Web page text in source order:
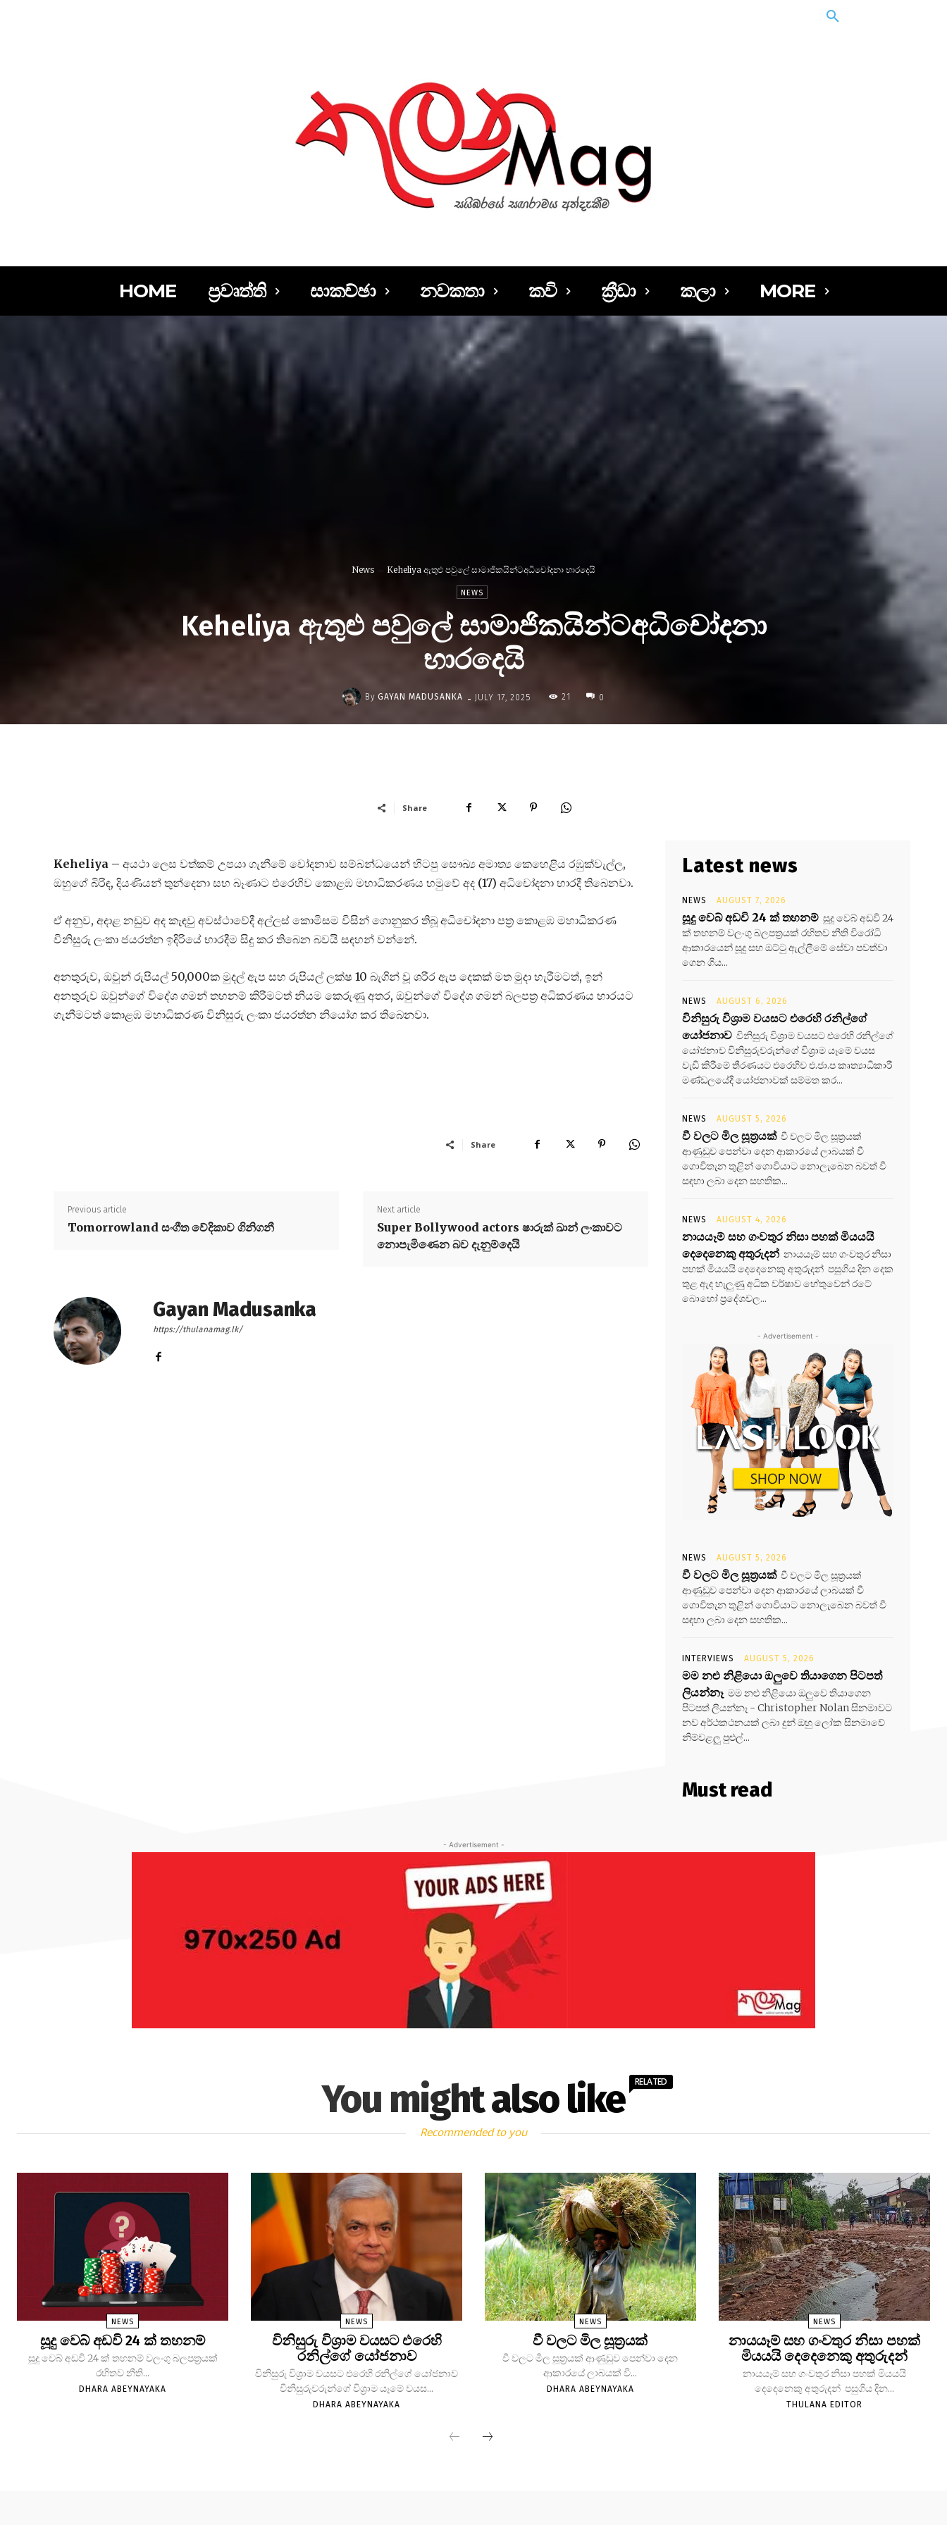
HOME ප්‍රවෘත්ති සාකච්ඡා නවකතා කවි ක්‍රීඩා කලා MORE
News Keheliya ඇතුළු පවුලේ සාමාජිකයින්ටඅධිචෝදනා භාරදෙයි
NEWS
Keheliya ඇතුළු පවුලේ සාමාජිකයින්ටඅධිචෝදනා
භාරදෙයි
By GAYAN MADUSANKA - JULY 17, 2025 21 0
Share
Keheliya – අයථා ලෙස වත්කම් උපයා ගැනීමේ චෝදනාව සම්බන්ධයෙන් හිටපු සෞඛ්‍ය අමාත්‍ය කෙහෙළිය රඹුක්වැල්ල,
ඔහුගේ බිරිඳ, දියණියන් තුන්දෙනා සහ බෑණාට එරෙහිව කොළඹ මහාධිකරණය හමුවේ අද (17) අධිචෝදනා භාරදී තිබෙනවා.
ඒ අනුව, අදාළ නඩුව අද කැඳවු අවස්ථාවේදී අල්ලස් කොමිසම විසින් ගොනුකර තිබූ අධිචෝදනා පත්‍ර කොළඹ මහාධිකරණ
විනිසුරු ලංකා ජයරත්න ඉදිරියේ භාරදීම සිදු කර තිබෙන බවයි සඳහන් වන්නේ.
අනතුරුව, ඔවුන් රුපියල් 50,000ක මුදල් ඇප සහ රුපියල් ලක්ෂ 10 බැගින් වූ ශරීර ඇප දෙකක් මත මුදා හැරීමටත්, ඉන්
අනතුරුව ඔවුන්ගේ විදේශ ගමන් තහනම් කිරීමටත් නියම කෙරුණු අතර, ඔවුන්ගේ විදේශ ගමන් බලපත්‍ර අධිකරණය භාරයට
ගැනීමටත් කොළඹ මහාධිකරණ විනිසුරු ලංකා ජයරත්න නියෝග කර තිබෙනවා.
Share
Previous article
Tomorrowland සංගීත වේදිකාව ගිනිගනී
Next article
Super Bollywood actors ෂාරුක් ඛාන් ලංකාවට
නොපැමිණෙන බව දැනුම්දෙයි
Gayan Madusanka
https://thulanamag.lk/
Latest news
NEWS AUGUST 7, 2026
සූදු වෙබ් අඩවි 24 ක් තහනම් සූදු වෙබ් අඩවි 24
ක් තහනම් වලංගු බලපත්‍රයක් රහිතව නීති විරෝධි
ආකාරයෙන් සූදු සහ ඔට්ටු ඇල්ලීමේ සේවා පවත්වා
ගෙන ගිය...
NEWS AUGUST 6, 2026
විනිසුරු විශ්‍රාම වයසට එරෙහි රනිල්ගේ
යෝජනාව විනිසුරු විශ්‍රාම වයසට එරෙහි රනිල්ගේ
යෝජනාව විනිසුරුවරුන්ගේ විශ්‍රාම යෑමේ වයස
වැඩි කිරීමේ තීරණයට එරෙහිව එ.ජා.ප කෘත්‍යාධිකාරී
මණ්ඩලයේදී යෝජනාවක් සම්මත කර...
NEWS AUGUST 5, 2026
වී වලට මිල සූත්‍රයක් වී වලට මිල සූත්‍රයක්
ආණුඩුව පෙන්වා දෙන ආකාරයේ ලාබයක් වී
ගොවිතැන තුළින් ගොවියාට නොලැබෙන බවත් වී
සඳහා ලබා දෙන සහතික...
NEWS AUGUST 4, 2026
නායයෑම් සහ ගංවතුර නිසා පහක් මියයයි
දෙදෙනෙකු අතුරුදන් නායයෑම් සහ ගංවතුර නිසා
පහක් මියයයි දෙදෙනෙකු අතුරුදන් පසුගිය දින දෙක
තුළ ඇද හැලුණු අධික වර්ෂාව හේතුවෙන් රටේ
බොහෝ ප්‍රදේශවල...
- Advertisement -
NEWS AUGUST 5, 2026
වී වලට මිල සූත්‍රයක් වී වලට මිල සූත්‍රයක්
ආණුඩුව පෙන්වා දෙන ආකාරයේ ලාබයක් වී
ගොවිතැන තුළින් ගොවියාට නොලැබෙන බවත් වී
සඳහා ලබා දෙන සහතික...
INTERVIEWS AUGUST 5, 2026
මම නළු නිළියො ඔලුවෙ තියාගෙන පිටපත්
ලියන්නෑ මම නළු නිළියො ඔලුවෙ තියාගෙන
පිටපත් ලියන්නෑ - Christopher Nolan සිනමාවට
නව අර්ථකථනයක් ලබා දුන් ඔහු ලෝක සිනමාවේ
නිම්වළලු පුළුල්...
Must read
- Advertisement -
You might also like RELATED
Recommended to you
NEWS
සූදු වෙබ් අඩවි 24 ක් තහනම්
සූදු වෙබ් අඩවි 24 ක් තහනම් වලංගු බලපත්‍රයක්
රහිතව නීති...
DHARA ABEYNAYAKA
NEWS
විනිසුරු විශ්‍රාම වයසට එරෙහි
රනිල්ගේ යෝජනාව
විනිසුරු විශ්‍රාම වයසට එරෙහි රනිල්ගේ යෝජනාව
විනිසුරුවරුන්ගේ විශ්‍රාම යෑමේ වයස...
DHARA ABEYNAYAKA
NEWS
වී වලට මිල සූත්‍රයක්
වී වලට මිල සූත්‍රයක් ආණුඩුව පෙන්වා දෙන
ආකාරයේ ලාබයක් වී...
DHARA ABEYNAYAKA
NEWS
නායයෑම් සහ ගංවතුර නිසා පහක්
මියයයි දෙදෙනෙකු අතුරුදන්
නායයෑම් සහ ගංවතුර නිසා පහක් මියයයි
දෙදෙනෙකු අතුරුදන් පසුගිය දින...
THULANA EDITOR